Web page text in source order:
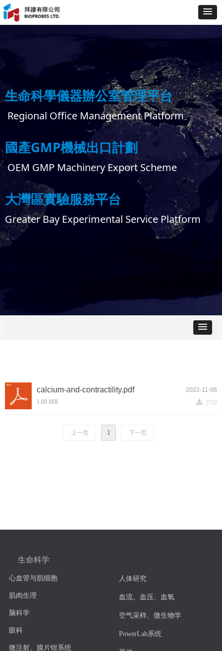
2022-11-08
calcium-and-contractility.pdf
끂 2729
1.89 MB
上一页 1 下一页
生命科學儀器辦公室管理平台
Regional Office Management Platform
國產GMP機械出口計劃
OEM GMP Machinery Export Scheme
大灣區實驗服務平台
Greater Bay Experimental Service Platform
生命科学
心血管与肌细胞
肌肉生理
脑科学
眼科
微注射、膜片钳系统
人体研究
血流、血压、血氧
空气采样、微生物学
PowerLab系统